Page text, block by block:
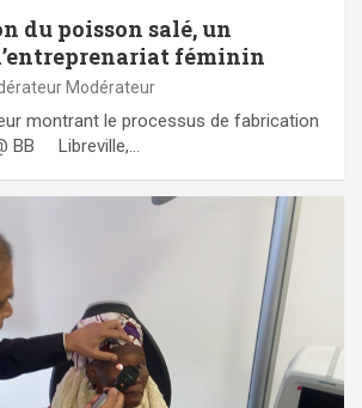
du poisson salé, un
féminin
Modérateur
montrant le processus de fabrication
BB Libreville,…